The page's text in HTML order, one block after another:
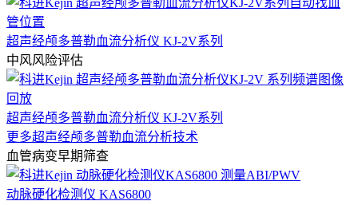
超声经颅多普勒血流分析仪 KJ-2V系列
中风风险评估
超声经颅多普勒血流分析仪 KJ-2V系列
更多超声经颅多普勒血流分析技术
血管病变早期筛查
动脉硬化检测仪 KAS6800